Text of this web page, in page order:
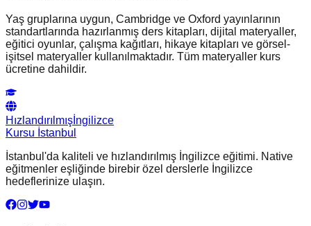
Yaş gruplarına uygun, Cambridge ve Oxford yayınlarının
standartlarında hazırlanmış ders kitapları, dijital materyaller,
eğitici oyunlar, çalışma kağıtları, hikaye kitapları ve görsel-
işitsel materyaller kullanılmaktadır. Tüm materyaller kurs
ücretine dahildir.
Hızlandırılmış İngilizce
Kursu İstanbul
İstanbul'da kaliteli ve hızlandırılmış İngilizce eğitimi. Native
eğitmenler eşliğinde birebir özel derslerle İngilizce
hedeflerinize ulaşın.